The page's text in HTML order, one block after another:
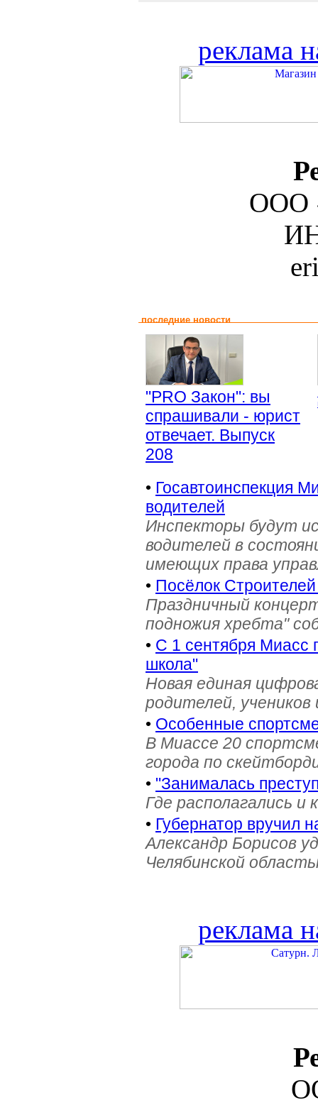
реклама
ООО
последние новости
"PRO Закон": вы
спрашивали - юрист
отвечает. Выпуск
208
• Госавтоинспекция
водителей
Инспекторы будут
водителей в
имеющих права
• Посёлок
Праздничный
подножия хребта"
• С 1 сентября Миасс
школа"
Новая единая
родителей, учеников
• Особенные
В Миассе 20
города по
• "Занималась
Где располагались и
• Губернатор вручил
Александр Борисов
Челябинской
реклама